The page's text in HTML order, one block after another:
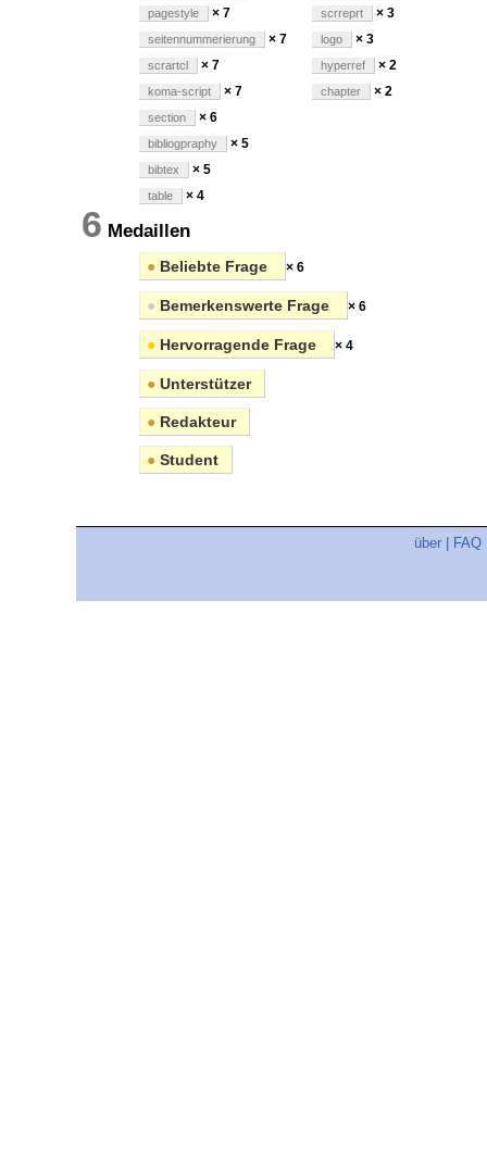
pagestyle × 7
seitennummerierung × 7
scrartcl × 7
koma-script × 7
section × 6
bibliogpraphy × 5
bibtex × 5
table × 4
scrreprt × 3
logo × 3
hyperref × 2
chapter × 2
6 Medaillen
● Beliebte Frage × 6
● Bemerkenswerte Frage × 6
● Hervorragende Frage × 4
● Unterstützer
● Redakteur
● Student
über FAQ